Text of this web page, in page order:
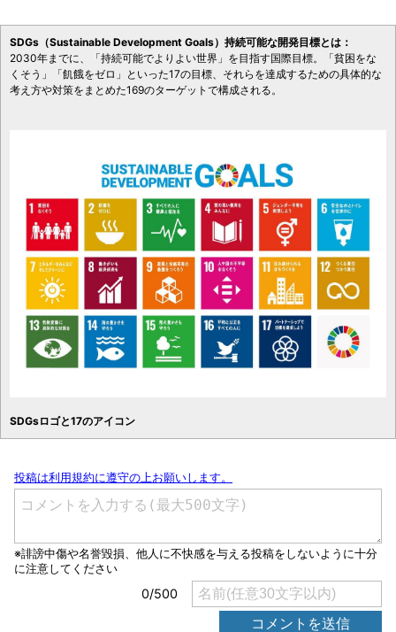
SDGs（Sustainable Development Goals）持続可能な開発目標とは：
2030年までに、「持続可能でよりよい世界」を目指す国際目標。「貧困をな
くそう」「飢餓をゼロ」といった17の目標、それらを達成するための具体的な
考え方や対策をまとめた169のターゲットで構成される。
SDGsロゴと17のアイコン